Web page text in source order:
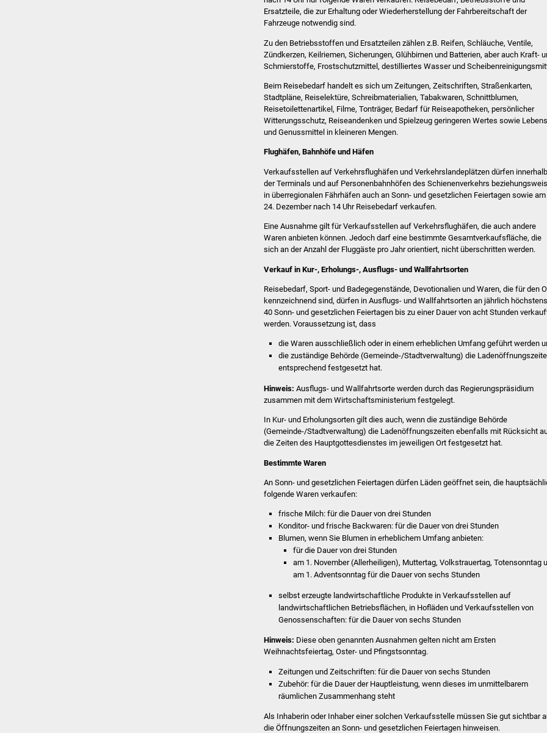
Ersatzteile, die zur Erhaltung oder Wiederherstellung der Fahrbereitschaft der
Fahrzeuge notwendig sind.
Zu den Betriebsstoffen und Ersatzteilen zählen z.B. Reifen, Schläuche, Ventile,
Zündkerzen, Keilriemen, Sicherungen, Glühbirnen und Batterien, aber auch Kraft-
Schmierstoffe, Frostschutzmittel, destilliertes Wasser und
Beim Reisebedarf handelt es sich um Zeitungen, Zeitschriften, Straßenkarten,
Stadtpläne, Reiselektüre, Schreibmaterialien, Tabakwaren, Schnittblumen,
Reisetoilettenartikel, Filme, Tonträger, Bedarf für Reiseapotheken, persönlicher
Witterungsschutz, Reiseandenken und Spielzeug geringeren Wertes sowie
und Genussmittel in kleineren Mengen.
Flughäfen, Bahnhöfe und Häfen
Verkaufsstellen auf Verkehrsflughäfen und Verkehrslandeplätzen dürfen innerhalb
der Terminals und auf Personenbahnhöfen des Schienenverkehrs
in überregionalen Fährhäfen auch an Sonn- und gesetzlichen Feiertagen sowie am
24. Dezember nach 14 Uhr Reisebedarf verkaufen.
Eine Ausnahme gilt für Verkaufsstellen auf Verkehrsflughäfen, die auch andere
Waren anbieten können. Jedoch darf eine bestimmte Gesamtverkaufsfläche, die
sich an der Anzahl der Fluggäste pro Jahr orientiert, nicht überschritten werden.
Verkauf in Kur-, Erholungs-, Ausflugs- und Wallfahrtsorten
Reisebedarf, Sport- und Badegegenstände, Devotionalien und Waren, die für den
kennzeichnend sind, dürfen in Ausflugs- und Wallfahrtsorten an jährlich höchstens
40 Sonn- und gesetzlichen Feiertagen bis zu einer Dauer von acht Stunden
werden. Voraussetzung ist, dass
die Waren ausschließlich oder in einem erheblichen Umfang geführt werden
die zuständige Behörde (Gemeinde-/Stadtverwaltung) die
entsprechend festgesetzt hat.
Hinweis: Ausflugs- und Wallfahrtsorte werden durch das Regierungspräsidium
zusammen mit dem Wirtschaftsministerium festgelegt.
In Kur- und Erholungsorten gilt dies auch, wenn die zuständige Behörde
(Gemeinde-/Stadtverwaltung) die Ladenöffnungszeiten ebenfalls mit Rücksicht
die Zeiten des Hauptgottesdienstes im jeweiligen Ort festgesetzt hat.
Bestimmte Waren
An Sonn- und gesetzlichen Feiertagen dürfen Läden geöffnet sein, die
folgende Waren verkaufen:
frische Milch: für die Dauer von drei Stunden
Konditor- und frische Backwaren: für die Dauer von drei Stunden
Blumen, wenn Sie Blumen in erheblichem Umfang anbieten:
für die Dauer von drei Stunden
am 1. November (Allerheiligen), Muttertag, Volkstrauertag, Totensonntag
am 1. Adventsonntag für die Dauer von sechs Stunden
selbst erzeugte landwirtschaftliche Produkte in Verkaufsstellen auf
landwirtschaftlichen Betriebsflächen, in Hofläden und Verkaufsstellen von
Genossenschaften: für die Dauer von sechs Stunden
Hinweis: Diese oben genannten Ausnahmen gelten nicht am Ersten
Weihnachtsfeiertag, Oster- und Pfingstsonntag.
Zeitungen und Zeitschriften: für die Dauer von sechs Stunden
Zubehör: für die Dauer der Hauptleistung, wenn dieses im unmittelbarem
räumlichen Zusammenhang steht
Als Inhaberin oder Inhaber einer solchen Verkaufsstelle müssen Sie gut sichtbar
die Öffnungszeiten an Sonn- und gesetzlichen Feiertagen hinweisen.